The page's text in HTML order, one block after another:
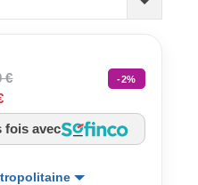
€ -2%
fois avec